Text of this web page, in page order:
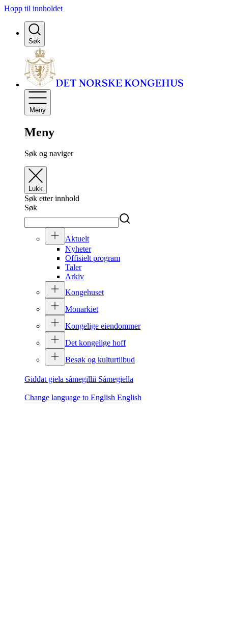
Hopp til innholdet
Søk
Meny
Meny
Søk og naviger
Lukk
Søk etter innhold
Søk
Aktuelt
Nyheter
Offisielt program
Taler
Arkiv
Kongehuset
Monarkiet
Kongelige eiendommer
Det kongelige hoff
Besøk og kulturtilbud
Giđđat giela sámegillii Sámegiella
Change language to English English